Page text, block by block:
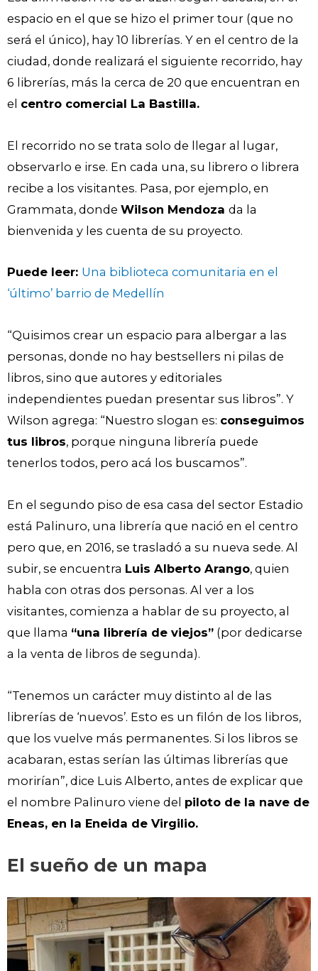
espacio en el que se hizo el primer tour (que no
será el único), hay 10 librerías. Y en el centro de la
ciudad, donde realizará el siguiente recorrido, hay
6 librerías, más la cerca de 20 que encuentran en
el centro comercial La Bastilla.
El recorrido no se trata solo de llegar al lugar,
observarlo e irse. En cada una, su librero o librera
recibe a los visitantes. Pasa, por ejemplo, en
Grammata, donde Wilson Mendoza da la
bienvenida y les cuenta de su proyecto.
Puede leer: Una biblioteca comunitaria en el
‘último’ barrio de Medellín
“Quisimos crear un espacio para albergar a las
personas, donde no hay bestsellers ni pilas de
libros, sino que autores y editoriales
independientes puedan presentar sus libros”. Y
Wilson agrega: “Nuestro slogan es: conseguimos
tus libros, porque ninguna librería puede
tenerlos todos, pero acá los buscamos”.
En el segundo piso de esa casa del sector Estadio
está Palinuro, una librería que nació en el centro
pero que, en 2016, se trasladó a su nueva sede. Al
subir, se encuentra Luis Alberto Arango, quien
habla con otras dos personas. Al ver a los
visitantes, comienza a hablar de su proyecto, al
que llama “una librería de viejos” (por dedicarse
a la venta de libros de segunda).
“Tenemos un carácter muy distinto al de las
librerías de ‘nuevos’. Esto es un filón de los libros,
que los vuelve más permanentes. Si los libros se
acabaran, estas serían las últimas librerías que
morirían”, dice Luis Alberto, antes de explicar que
el nombre Palinuro viene del piloto de la nave de
Eneas, en la Eneida de Virgilio.
El sueño de un mapa